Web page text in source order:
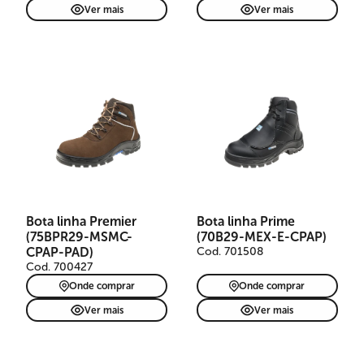
Ver mais Ver mais
Bota de segurança Premier
em couro nubuck marrom
claro, indicada para
passadores em nylon,
biqueira composite,
refletivos, TPU Anti-Torsion,
solado PU bidensidade e
palmilha resistência à
perfuração. CA 41830.
Bota linha Premier
(75BPR29-MSMC-
CPAP-PAD)
Cod. 700427
Onde comprar
Ver mais
Bota linha Prime
(70B29-MEX-E-CPAP)
Cod. 701508
Onde comprar
Ver mais